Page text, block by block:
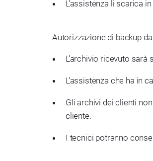
L’assistenza li scarica
Autorizzazione di backup
L’archivio ricevuto
L’assistenza che ha in
Gli archivi dei clienti
cliente.
I tecnici potranno